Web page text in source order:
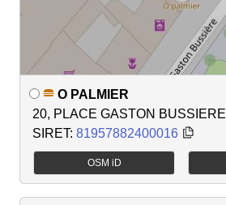
O PALMIER
20, PLACE GASTON BUSSIERE
SIRET: 81957882400016
OSM iD